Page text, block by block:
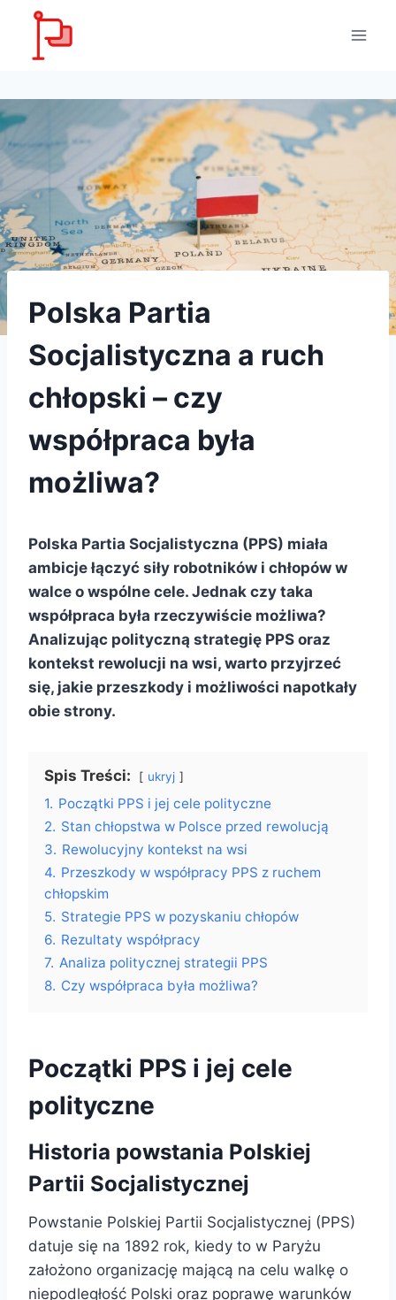
Przejdź
treści
Polska Partia
Socjalistyczna a ruch
chłopski – czy
współpraca była
możliwa?
Polska Partia Socjalistyczna (PPS) miała
ambicje łączyć siły robotników i chłopów w
walce o wspólne cele. Jednak czy taka
współpraca była rzeczywiście możliwa?
Analizując polityczną strategię PPS oraz
kontekst rewolucji na wsi, warto przyjrzeć
się, jakie przeszkody i możliwości napotkały
obie strony.
Spis Treści: ukryj
1. Początki PPS i jej cele polityczne
2. Stan chłopstwa w Polsce przed rewolucją
3. Rewolucyjny kontekst na wsi
4. Przeszkody w współpracy PPS z ruchem
chłopskim
5. Strategie PPS w pozyskaniu chłopów
6. Rezultaty współpracy
7. Analiza politycznej strategii PPS
8. Czy współpraca była możliwa?
Początki PPS i jej cele
polityczne
Historia powstania Polskiej
Partii Socjalistycznej
Powstanie Polskiej Partii Socjalistycznej (PPS)
datuje się na 1892 rok, kiedy to w Paryżu
założono organizację mającą na celu walkę o
niepodległość Polski oraz poprawę warunków